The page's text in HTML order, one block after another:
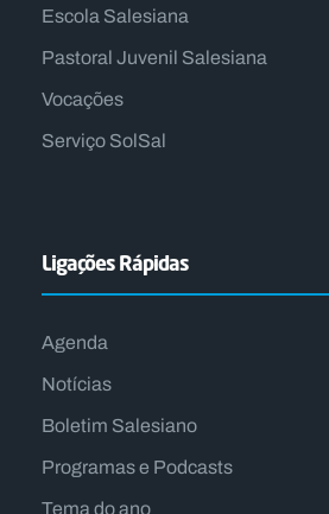
Escola Salesiana
Pastoral Juvenil Salesiana
Vocações
Serviço SolSal
Ligações Rápidas
Agenda
Notícias
Boletim Salesiano
Programas e Podcasts
Tema do ano